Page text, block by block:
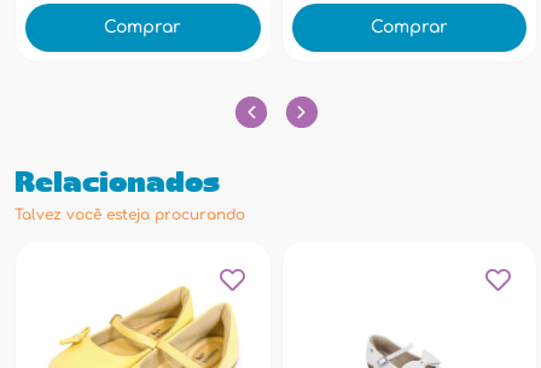
Comprar Comprar
Relacionados
Talvez você esteja procurando